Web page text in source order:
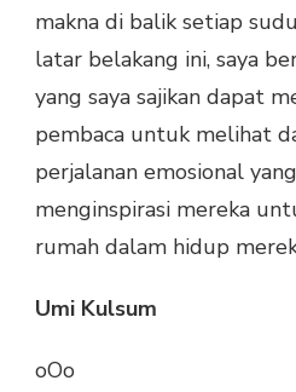
makna di balik setiap
latar belakang ini, saya
yang saya sajikan dapat
pembaca untuk melihat
perjalanan emosional
menginspirasi mereka
rumah dalam hidup
Umi Kulsum
oOo